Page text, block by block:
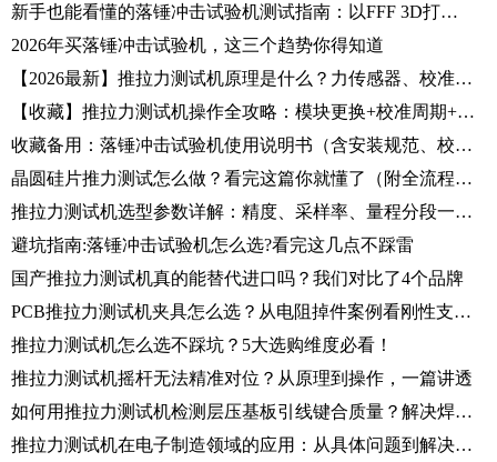
新手也能看懂的落锤冲击试验机测试指南：以FFF 3D打印CFRP厚层合板为例
2026年买落锤冲击试验机，这三个趋势你得知道
【2026最新】推拉力测试机原理是什么？力传感器、校准规范、测试流程一篇讲清
【收藏】推拉力测试机操作全攻略：模块更换+校准周期+故障排查，工程师必备指南
收藏备用：落锤冲击试验机使用说明书（含安装规范、校准流程、安全要点）
晶圆硅片推力测试怎么做？看完这篇你就懂了（附全流程实操指南）
推拉力测试机选型参数详解：精度、采样率、量程分段一篇讲透
避坑指南:落锤冲击试验机怎么选?看完这几点不踩雷
国产推拉力测试机真的能替代进口吗？我们对比了4个品牌
PCB推拉力测试机夹具怎么选？从电阻掉件案例看刚性支撑的重要性
推拉力测试机怎么选不踩坑？5大选购维度必看！
推拉力测试机摇杆无法精准对位？从原理到操作，一篇讲透
如何用推拉力测试机检测层压基板引线键合质量？解决焊盘部分支撑难题
推拉力测试机在电子制造领域的应用：从具体问题到解决方案